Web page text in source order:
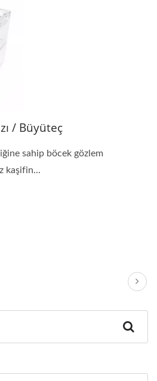
/ Büyüteç
sahip böcek gözlem
kaşifin...